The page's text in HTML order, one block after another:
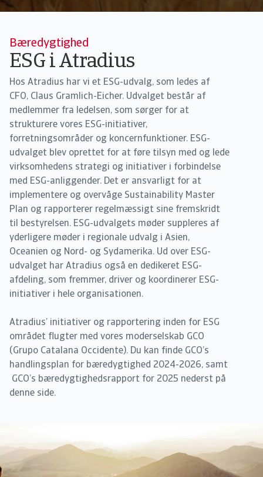
Bæredygtighed
ESG i Atradius
Hos Atradius har vi et ESG-udvalg, som ledes af
CFO, Claus Gramlich-Eicher. Udvalget består af
medlemmer fra ledelsen, som sørger for at
strukturere vores ESG-initiativer,
forretningsområder og koncernfunktioner. ESG-
udvalget blev oprettet for at føre tilsyn med og lede
virksomhedens strategi og initiativer i forbindelse
med ESG-anliggender. Det er ansvarligt for at
implementere og overvåge Sustainability Master
Plan og rapporterer regelmæssigt sine fremskridt
til bestyrelsen. ESG-udvalgets møder suppleres af
yderligere møder i regionale udvalg i Asien,
Oceanien og Nord- og Sydamerika. Ud over ESG-
udvalget har Atradius også en dedikeret ESG-
afdeling, som fremmer, driver og koordinerer ESG-
initiativer i hele organisationen.
Atradius’ initiativer og rapportering inden for ESG
området flugter med vores moderselskab GCO
(Grupo Catalana Occidente). Du kan finde GCO’s
handlingsplan for bæredygtighed 2024-2026, samt
GCO’s bæredygtighedsrapport for 2025 nederst på
denne side.